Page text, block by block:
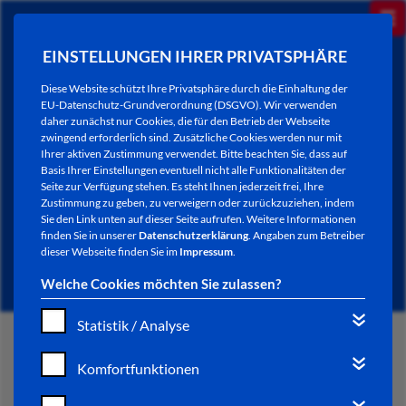
EINSTELLUNGEN IHRER PRIVATSPHÄRE
Diese Website schützt Ihre Privatsphäre durch die Einhaltung der
EU-Datenschutz-Grundverordnung (DSGVO). Wir verwenden
daher zunächst nur Cookies, die für den Betrieb der Webseite
zwingend erforderlich sind. Zusätzliche Cookies werden nur mit
Ihrer aktiven Zustimmung verwendet. Bitte beachten Sie, dass auf
Basis Ihrer Einstellungen eventuell nicht alle Funktionalitäten der
Seite zur Verfügung stehen. Es steht Ihnen jederzeit frei, Ihre
Zustimmung zu geben, zu verweigern oder zurückzuziehen, indem
Sie den Link unten auf dieser Seite aufrufen. Weitere Informationen
finden Sie in unsererDatenschutzerklärung. Angaben zum Betreiber
dieser Webseite finden Sie im Impressum.
Welche Cookies möchten Sie zulassen?
Statistik / Analyse
Komfortfunktionen
NEWSLETTER / CITY LETTER
START